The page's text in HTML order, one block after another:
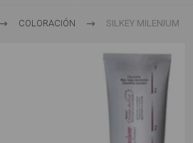
COLORACIÓN SILKEY MILENIUM